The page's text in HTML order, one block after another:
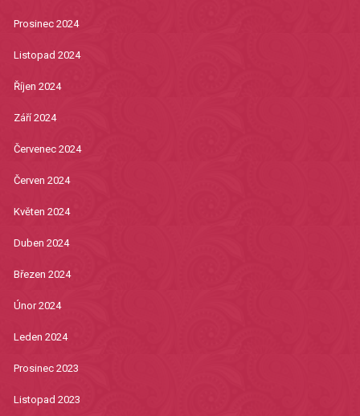
Prosinec 2024
Listopad 2024
Říjen 2024
Září 2024
Červenec 2024
Červen 2024
Květen 2024
Duben 2024
Březen 2024
Únor 2024
Leden 2024
Prosinec 2023
Listopad 2023